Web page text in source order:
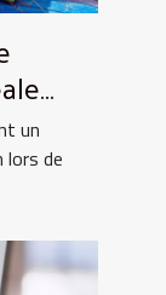
un
de